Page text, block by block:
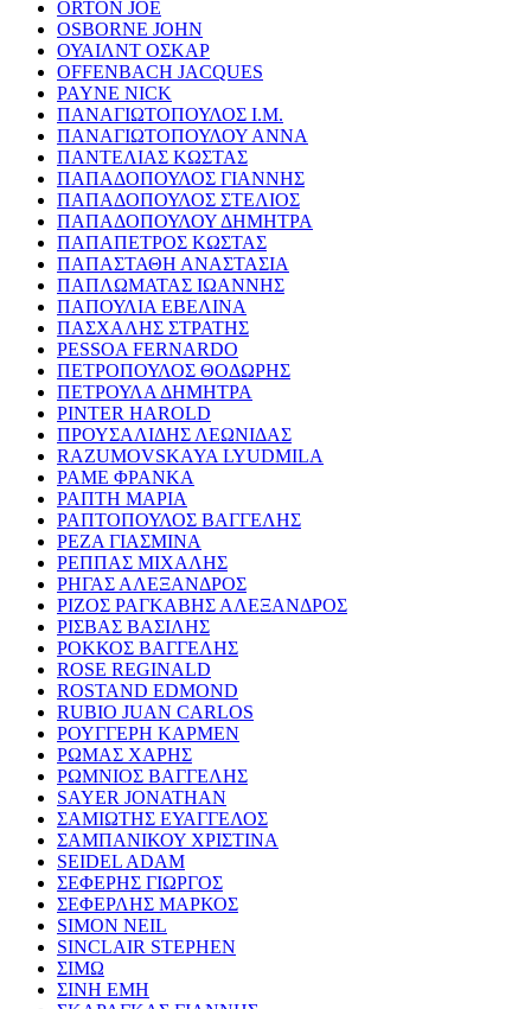
ORTON JOE
OSBORNE JOHN
ΟΥΑΙΛΝΤ ΟΣΚΑΡ
OFFENBACH JACQUES
PAYNE NICK
ΠΑΝΑΓΙΩΤΟΠΟΥΛΟΣ Ι.Μ.
ΠΑΝΑΓΙΩΤΟΠΟΥΛΟΥ ΑΝΝΑ
ΠΑΝΤΕΛΙΑΣ ΚΩΣΤΑΣ
ΠΑΠΑΔΟΠΟΥΛΟΣ ΓΙΑΝΝΗΣ
ΠΑΠΑΔΟΠΟΥΛΟΣ ΣΤΕΛΙΟΣ
ΠΑΠΑΔΟΠΟΥΛΟΥ ΔΗΜΗΤΡΑ
ΠΑΠΑΠΕΤΡΟΣ ΚΩΣΤΑΣ
ΠΑΠΑΣΤΑΘΗ ΑΝΑΣΤΑΣΙΑ
ΠΑΠΛΩΜΑΤΑΣ ΙΩΑΝΝΗΣ
ΠΑΠΟΥΛΙΑ ΕΒΕΛΙΝΑ
ΠΑΣΧΑΛΗΣ ΣΤΡΑΤΗΣ
PESSOA FERNARDO
ΠΕΤΡΟΠΟΥΛΟΣ ΘΟΔΩΡΗΣ
ΠΕΤΡΟΥΛΑ ΔΗΜΗΤΡΑ
PINTER HAROLD
ΠΡΟΥΣΑΛΙΔΗΣ ΛΕΩΝΙΔΑΣ
RAZUMOVSKAYA LYUDMILA
ΡΑΜΕ ΦΡΑΝΚΑ
ΡΑΠΤΗ ΜΑΡΙΑ
ΡΑΠΤΟΠΟΥΛΟΣ ΒΑΓΓΕΛΗΣ
ΡΕΖΑ ΓΙΑΣΜΙΝΑ
ΡΕΠΠΑΣ ΜΙΧΑΛΗΣ
ΡΗΓΑΣ ΑΛΕΞΑΝΔΡΟΣ
ΡΙΖΟΣ ΡΑΓΚΑΒΗΣ ΑΛΕΞΑΝΔΡΟΣ
ΡΙΣΒΑΣ ΒΑΣΙΛΗΣ
ΡΟΚΚΟΣ ΒΑΓΓΕΛΗΣ
ROSE REGINALD
ROSTAND EDMOND
RUBIO JUAN CARLOS
ΡΟΥΓΓΕΡΗ ΚΑΡΜΕΝ
ΡΩΜΑΣ ΧΑΡΗΣ
ΡΩΜΝΙΟΣ ΒΑΓΓΕΛΗΣ
SAYER JONATHAN
ΣΑΜΙΩΤΗΣ ΕΥΑΓΓΕΛΟΣ
ΣΑΜΠΑΝΙΚΟΥ ΧΡΙΣΤΙΝΑ
SEIDEL ADAM
ΣΕΦΕΡΗΣ ΓΙΩΡΓΟΣ
ΣΕΦΕΡΛΗΣ ΜΑΡΚΟΣ
SIMON NEIL
SINCLAIR STEPHEN
ΣΙΜΩ
ΣΙΝΗ ΕΜΗ